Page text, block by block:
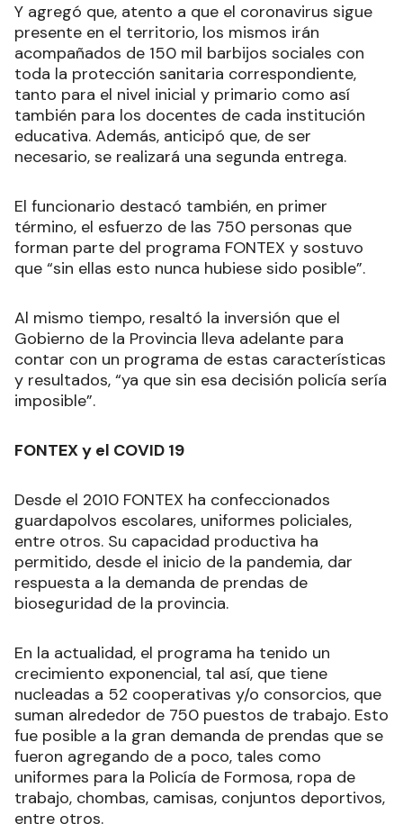
Y agregó que, atento a que el coronavirus sigue
presente en el territorio, los mismos irán
acompañados de 150 mil barbijos sociales con
toda la protección sanitaria correspondiente,
tanto para el nivel inicial y primario como así
también para los docentes de cada institución
educativa. Además, anticipó que, de ser
necesario, se realizará una segunda entrega.
El funcionario destacó también, en primer
término, el esfuerzo de las 750 personas que
forman parte del programa FONTEX y sostuvo
que “sin ellas esto nunca hubiese sido posible”.
Al mismo tiempo, resaltó la inversión que el
Gobierno de la Provincia lleva adelante para
contar con un programa de estas características
y resultados, “ya que sin esa decisión policía sería
imposible”.
FONTEX y el COVID 19
Desde el 2010 FONTEX ha confeccionados
guardapolvos escolares, uniformes policiales,
entre otros. Su capacidad productiva ha
permitido, desde el inicio de la pandemia, dar
respuesta a la demanda de prendas de
bioseguridad de la provincia.
En la actualidad, el programa ha tenido un
crecimiento exponencial, tal así, que tiene
nucleadas a 52 cooperativas y/o consorcios, que
suman alrededor de 750 puestos de trabajo. Esto
fue posible a la gran demanda de prendas que se
fueron agregando de a poco, tales como
uniformes para la Policía de Formosa, ropa de
trabajo, chombas, camisas, conjuntos deportivos,
entre otros.